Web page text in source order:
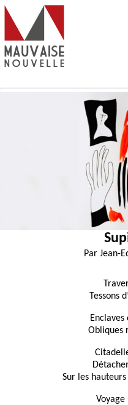
Par Jean-
Tessons
Enclaves
Obliques
Sur les
Voyage